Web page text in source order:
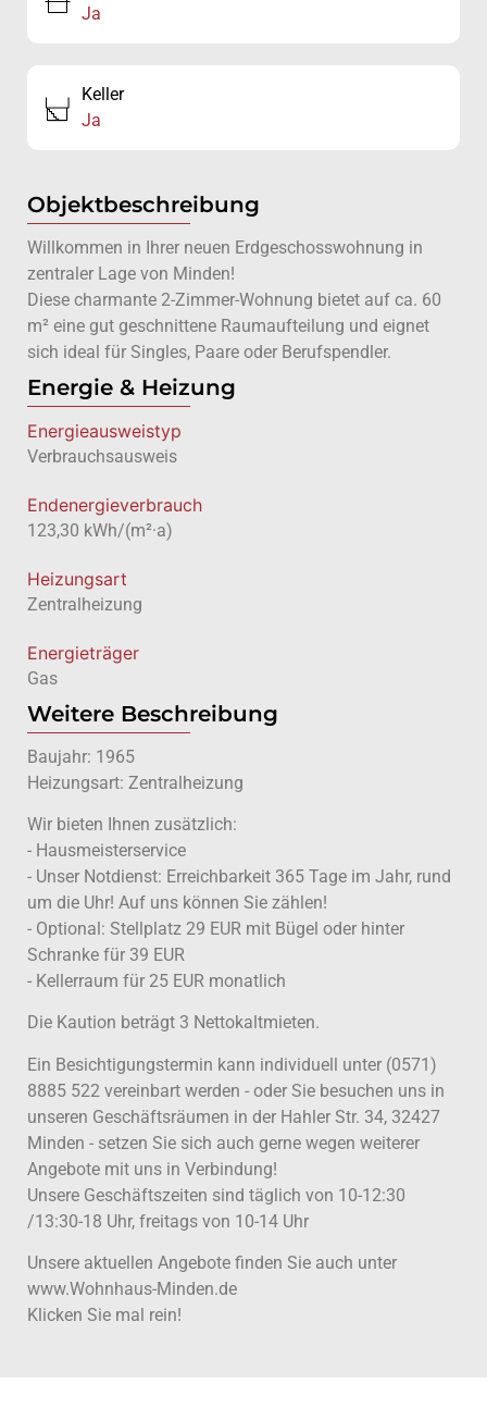
Ja
Keller
Ja
Objektbeschreibung
Willkommen in Ihrer neuen Erdgeschosswohnung in
zentraler Lage von Minden!
Diese charmante 2-Zimmer-Wohnung bietet auf ca. 60
m² eine gut geschnittene Raumaufteilung und eignet
sich ideal für Singles, Paare oder Berufspendler.
Energie & Heizung
Energie­ausweistyp
Verbrauchsausweis
Endenergieverbrauch
123,30 kWh/(m²·a)
Heizungsart
Zentralheizung
Energieträger
Gas
Weitere Beschreibung
Baujahr: 1965
Heizungsart: Zentralheizung
Wir bieten Ihnen zusätzlich:
- Hausmeisterservice
- Unser Notdienst: Erreichbarkeit 365 Tage im Jahr, rund
um die Uhr! Auf uns können Sie zählen!
- Optional: Stellplatz 29 EUR mit Bügel oder hinter
Schranke für 39 EUR
- Kellerraum für 25 EUR monatlich
Die Kaution beträgt 3 Nettokaltmieten.
Ein Besichtigungstermin kann individuell unter (0571)
8885 522 vereinbart werden - oder Sie besuchen uns in
unseren Geschäftsräumen in der Hahler Str. 34, 32427
Minden - setzen Sie sich auch gerne wegen weiterer
Angebote mit uns in Verbindung!
Unsere Geschäftszeiten sind täglich von 10-12:30
/13:30-18 Uhr, freitags von 10-14 Uhr
Unsere aktuellen Angebote finden Sie auch unter
www.Wohnhaus-Minden.de
Klicken Sie mal rein!